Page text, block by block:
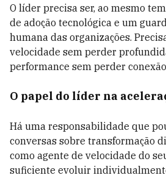
O líder precisa ser, ao mesmo
de adoção tecnológica e um
humana das organizações.
velocidade sem perder
performance sem perder
O papel do líder na
Há uma responsabilidade que
conversas sobre transformação
como agente de velocidade do
suficiente evoluir